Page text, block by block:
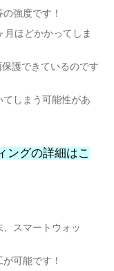
強度です！
月ほどかかってしま
護できているのです
しまう可能性があ
ングの詳細はこ
スマートウォッ
可能です！